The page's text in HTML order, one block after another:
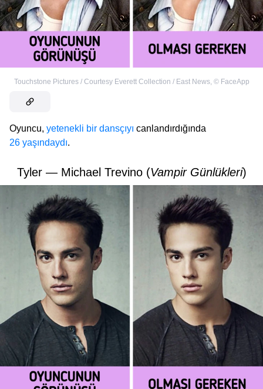
Touchstone Pictures / Courtesy Everett Collection / East News, © FaceApp
Oyuncu, yetenekli bir dansçıyı canlandırdığında
26 yaşındaydı.
Tyler — Michael Trevino (Vampir Günlükleri)